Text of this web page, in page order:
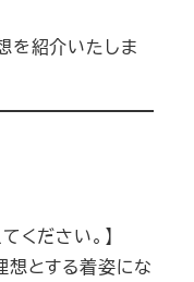
を紹介いたしま
ください。】
想とする着姿にな